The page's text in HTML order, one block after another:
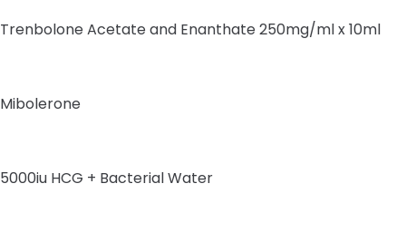
Trenbolone Acetate and Enanthate 250mg/ml x 10ml
Mibolerone
5000iu HCG + Bacterial Water